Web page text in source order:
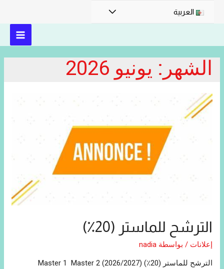
العربية القائمة
الشهر: يونيو 2026
الترشح للماستر (20٪)
إعلانات / بواسطة nadia
الترشح للماستر (20٪) (2026/2027) Master 1 Master 2